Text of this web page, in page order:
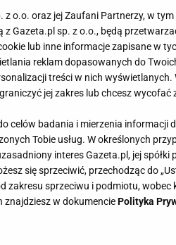
z o.o. oraz jej Zaufani Partnerzy, w tym
z Gazeta.pl sp. z o.o., będą
lub inne informacje zapisane w
reklam dopasowanych do
treści w nich wyświetlanych.
jej zakres lub chcesz wycofać
celów badania i mierzenia informacji
Tobie usług. W określonych
interes Gazeta.pl, jej spółki
się sprzeciwić, przechodząc do
zakresu sprzeciwu i podmiotu, wobec
w dokumenciePolityka